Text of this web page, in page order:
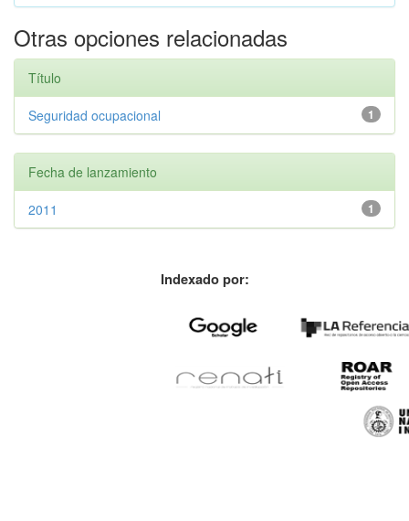
Otras opciones relacionadas
Título
1
Seguridad ocupacional
Fecha de lanzamiento
1
2011
Indexado por: